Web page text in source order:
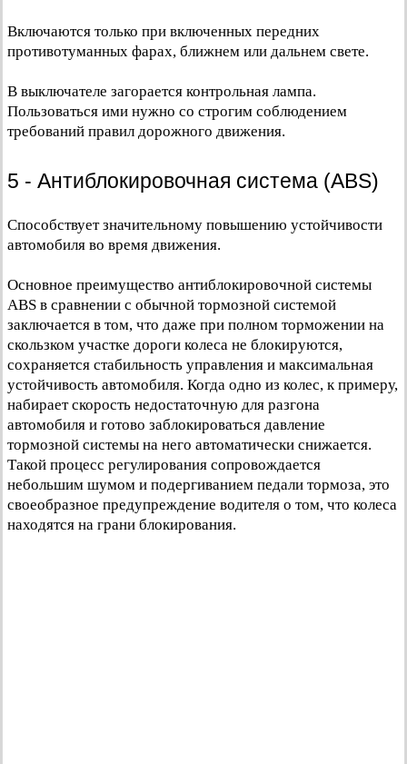
Включаются только при включенных передних
противотуманных фарах, ближнем или дальнем свете.
В выключателе загорается контрольная лампа.
Пользоваться ими нужно со строгим соблюдением
требований правил дорожного движения.
5 - Антиблокировочная система (ABS)
Способствует значительному повышению устойчивости
автомобиля во время движения.
Основное преимущество антиблокировочной системы
ABS в сравнении с обычной тормозной системой
заключается в том, что даже при полном торможении на
скользком участке дороги колеса не блокируются,
сохраняется стабильность управления и максимальная
устойчивость автомобиля. Когда одно из колес, к примеру,
набирает скорость недостаточную для разгона
автомобиля и готово заблокироваться давление
тормозной системы на него автоматически снижается.
Такой процесс регулирования сопровождается
небольшим шумом и подергиванием педали тормоза, это
своеобразное предупреждение водителя о том, что колеса
находятся на грани блокирования.